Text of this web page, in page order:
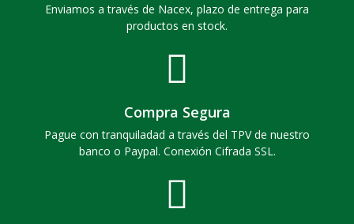
Enviamos a través de Nacex, plazo de entrega para
productos en stock.
Compra Segura
Pague con tranquiladad a través del TPV de nuestro
banco o Paypal. Conexión Cifrada SSL.